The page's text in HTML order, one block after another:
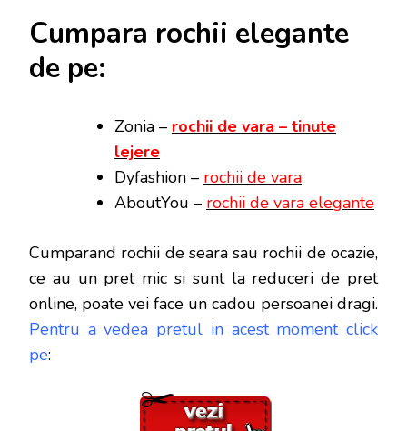
Cumpara rochii elegante
de pe:
Zonia – rochii de vara – tinute
lejere
Dyfashion – rochii de vara
AboutYou – rochii de vara elegante
Cumparand rochii de seara sau rochii de ocazie,
ce au un pret mic si sunt la reduceri de pret
online, poate vei face un cadou persoanei dragi.
Pentru a vedea pretul in acest moment click
pe: